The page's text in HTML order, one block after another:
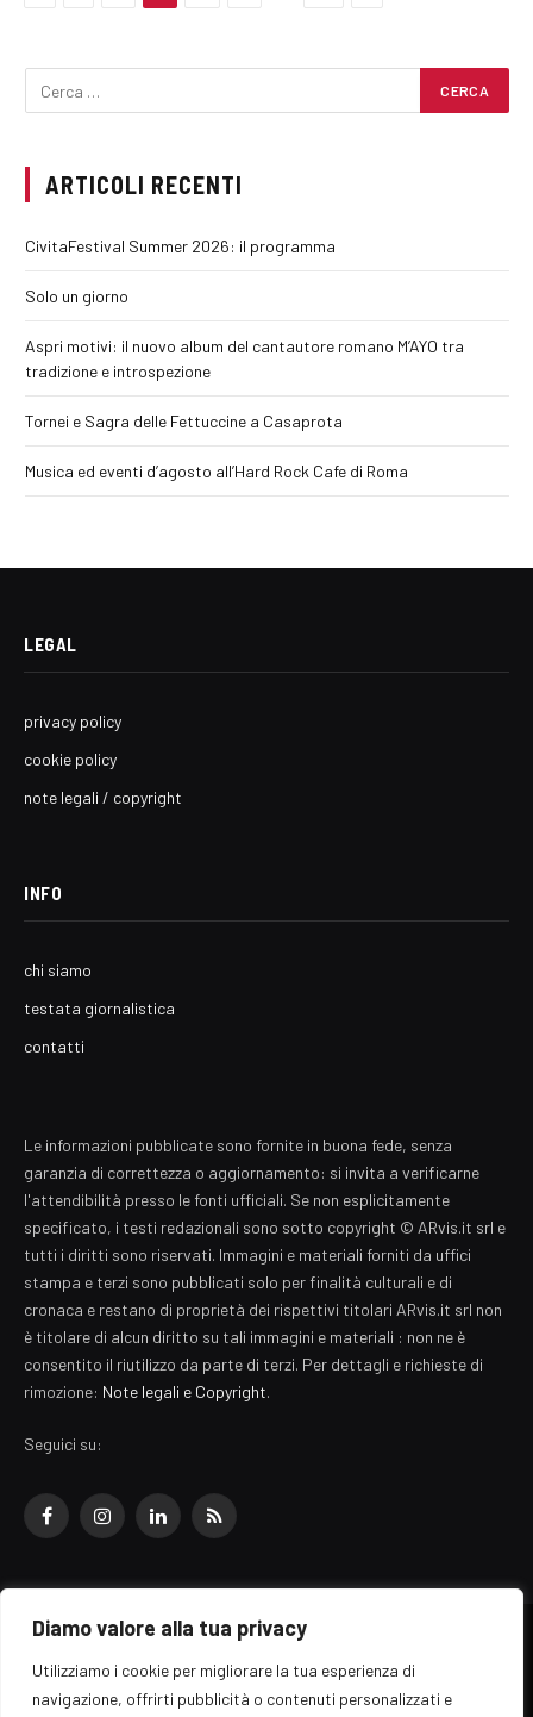
Diamo valore alla tua privacy
Utilizziamo i cookie per migliorare la tua esperienza di
navigazione, offrirti pubblicità o contenuti personalizzati e
ARTICOLI RECENTI
CivitaFestival Summer 2026: il programma
Solo un giorno
Aspri motivi: il nuovo album del cantautore romano M’AYO tra
tradizione e introspezione
Tornei e Sagra delle Fettuccine a Casaprota
Musica ed eventi d’agosto all’Hard Rock Cafe di Roma
LEGAL
privacy policy
cookie policy
note legali / copyright
INFO
chi siamo
testata giornalistica
contatti
Le informazioni pubblicate sono fornite in buona fede, senza
garanzia di correttezza o aggiornamento: si invita a verificarne
l'attendibilità presso le fonti ufficiali. Se non esplicitamente
specificato, i testi redazionali sono sotto copyright © ARvis.it srl e
tutti i diritti sono riservati. Immagini e materiali forniti da uffici
stampa e terzi sono pubblicati solo per finalità culturali e di
cronaca e restano di proprietà dei rispettivi titolari ARvis.it srl non
è titolare di alcun diritto su tali immagini e materiali : non ne è
consentito il riutilizzo da parte di terzi. Per dettagli e richieste di
rimozione: Note legali e Copyright.
Seguici su:
FacebookInstagramLinkedInRSS
© 2026 EZ Rome Designed by ARvis.it
Il portale EZ Rome e' una testata giornalistica di carattere generalista
registrata al tribunale di Roma - Numero 389/2008